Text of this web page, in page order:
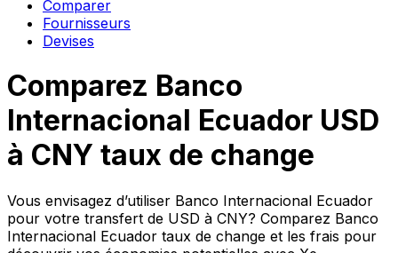
Comparer
Fournisseurs
Devises
Comparez Banco
Internacional Ecuador USD
à CNY taux de change
Vous envisagez d’utiliser Banco Internacional Ecuador
pour votre transfert de USD à CNY? Comparez Banco
Internacional Ecuador taux de change et les frais pour